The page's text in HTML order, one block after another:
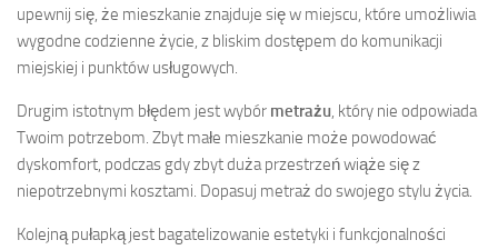
upewnij się, że mieszkanie znajduje się w miejscu, które umożliwia
wygodne codzienne życie, z bliskim dostępem do komunikacji
miejskiej i punktów usługowych.
Drugim istotnym błędem jest wybór metrażu, który nie odpowiada
Twoim potrzebom. Zbyt małe mieszkanie może powodować
dyskomfort, podczas gdy zbyt duża przestrzeń wiąże się z
niepotrzebnymi kosztami. Dopasuj metraż do swojego stylu życia.
Kolejną pułapką jest bagatelizowanie estetyki i funkcjonalności